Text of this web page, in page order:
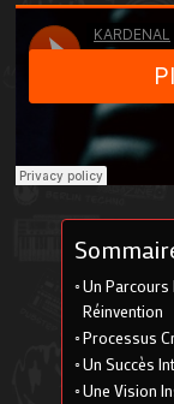
Un
Réinvention
Processus
Un Succès
Une Vision